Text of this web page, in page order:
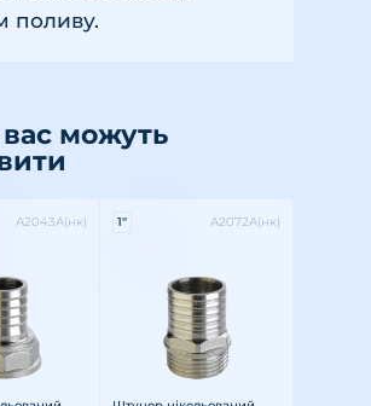
поливу.
можуть
А2043А(нк) 1" А2072А(нк)
Характеристики: